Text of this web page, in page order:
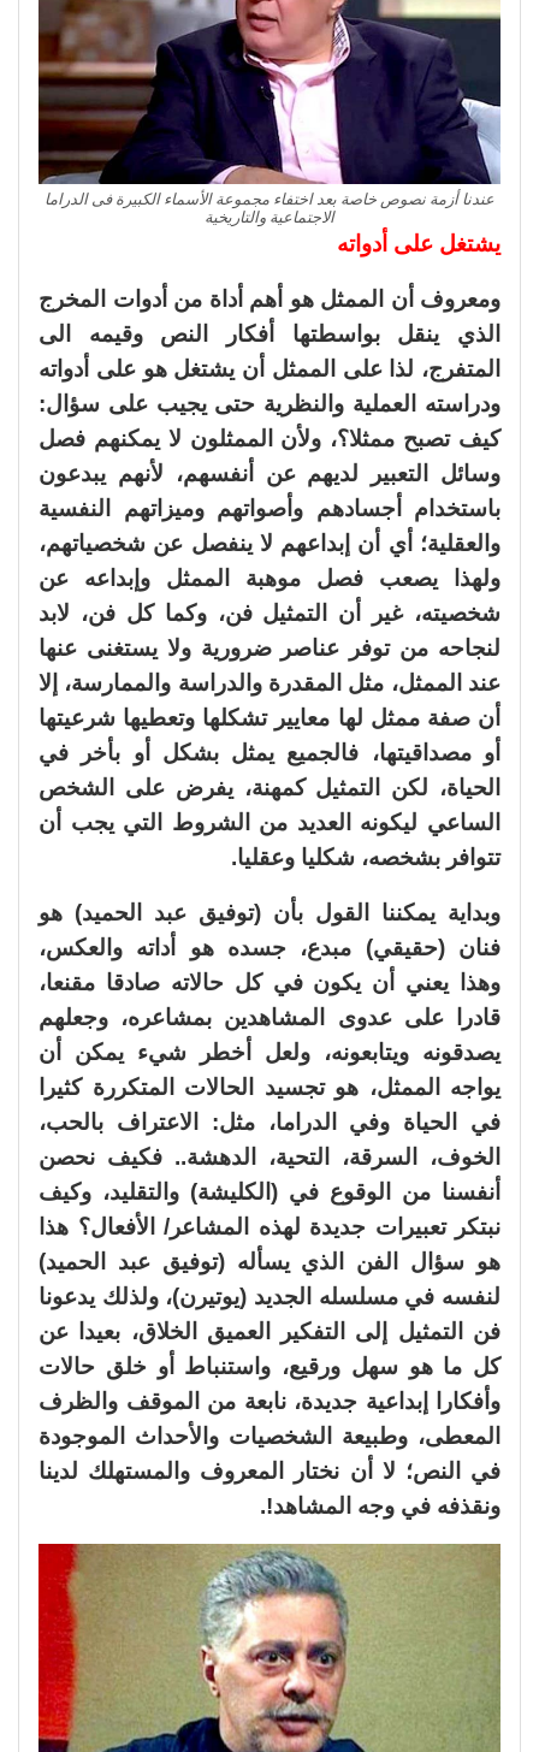
عندنا أزمة نصوص خاصة بعد اختفاء مجموعة الأسماء الكبيرة فى الدراما
الاجتماعية والتاريخية
يشتغل على أدواته
ومعروف أن الممثل هو أهم أداة من أدوات المخرج
الذي ينقل بواسطتها أفكار النص وقيمه الى
المتفرج، لذا على الممثل أن يشتغل هو على أدواته
ودراسته العملية والنظرية حتى يجيب على سؤال:
كيف تصبح ممثلا؟، ولأن الممثلون لا يمكنهم فصل
وسائل التعبير لديهم عن أنفسهم، لأنهم يبدعون
باستخدام أجسادهم وأصواتهم وميزاتهم النفسية
والعقلية؛ أي أن إبداعهم لا ينفصل عن شخصياتهم،
ولهذا يصعب فصل موهبة الممثل وإبداعه عن
شخصيته، غير أن التمثيل فن، وكما كل فن، لابد
لنجاحه من توفر عناصر ضرورية ولا يستغنى عنها
عند الممثل، مثل المقدرة والدراسة والممارسة، إلا
أن صفة ممثل لها معايير تشكلها وتعطيها شرعيتها
أو مصداقيتها، فالجميع يمثل بشكل أو بأخر في
الحياة، لكن التمثيل كمهنة، يفرض على الشخص
الساعي ليكونه العديد من الشروط التي يجب أن
تتوافر بشخصه، شكليا وعقليا.
وبداية يمكننا القول بأن (توفيق عبد الحميد) هو
فنان (حقيقي) مبدع، جسده هو أداته والعكس،
وهذا يعني أن يكون في كل حالاته صادقا مقنعا،
قادرا على عدوى المشاهدين بمشاعره، وجعلهم
يصدقونه ويتابعونه، ولعل أخطر شيء يمكن أن
يواجه الممثل، هو تجسيد الحالات المتكررة كثيرا
في الحياة وفي الدراما، مثل: الاعتراف بالحب،
الخوف، السرقة، التحية، الدهشة.. فكيف نحصن
أنفسنا من الوقوع في (الكليشة) والتقليد، وكيف
نبتكر تعبيرات جديدة لهذه المشاعر/ الأفعال؟ هذا
هو سؤال الفن الذي يسأله (توفيق عبد الحميد)
لنفسه في مسلسله الجديد (يوتيرن)، ولذلك يدعونا
فن التمثيل إلى التفكير العميق الخلاق، بعيدا عن
كل ما هو سهل ورقيع، واستنباط أو خلق حالات
وأفكارا إبداعية جديدة، نابعة من الموقف والظرف
المعطى، وطبيعة الشخصيات والأحداث الموجودة
في النص؛ لا أن نختار المعروف والمستهلك لدينا
ونقذفه في وجه المشاهد!.